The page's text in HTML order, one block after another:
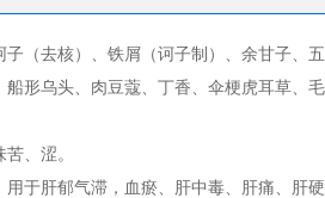
（去核）、铁屑（诃子制）、余甘子、
形乌头、肉豆蔻、丁香、伞梗虎耳草、毛
、涩。
用于肝郁气滞，血瘀、肝中毒、肝痛、肝